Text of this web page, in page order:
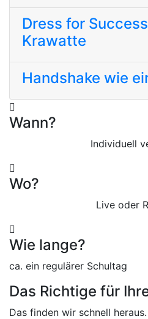
Dress for
Krawatte
Handshake wie
Wann?
Individuell
Wo?
Live oder
Wie lange?
ca. ein regulärer Schultag
Das Richtige für
Das finden wir schnell